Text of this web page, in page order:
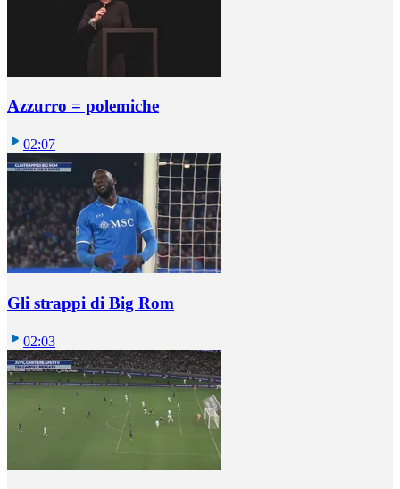
Azzurro = polemiche
02:07
Gli strappi di Big Rom
02:03